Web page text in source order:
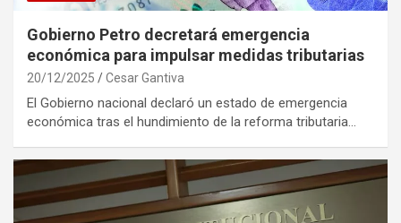
Gobierno Petro decretará emergencia
económica para impulsar medidas tributarias
20/12/2025 Cesar Gantiva
El Gobierno nacional declaró un estado de emergencia
económica tras el hundimiento de la reforma tributaria…